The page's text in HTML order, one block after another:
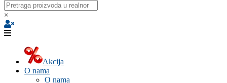
×
Akcija
O nama
O nama